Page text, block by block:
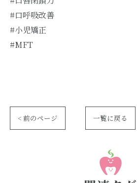
#口呼吸改善
#小児矯正
#MFT
< 前のページ 一覧に戻る